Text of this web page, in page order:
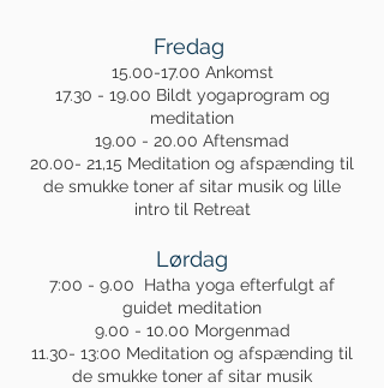
Fredag
15.00-17.00 Ankomst
17.30 - 19.00 Bildt yogaprogram og
meditation
19.00 - 20.00 Aftensmad
20.00- 21,15 Meditation og afspænding til
de smukke toner af sitar musik og lille
intro til Retreat
Lørdag
7:00 - 9.00 Hatha yoga efterfulgt af
guidet meditation
9.00 - 10.00 Morgenmad
11.30- 13:00 Meditation og afspænding til
de smukke toner af sitar musik